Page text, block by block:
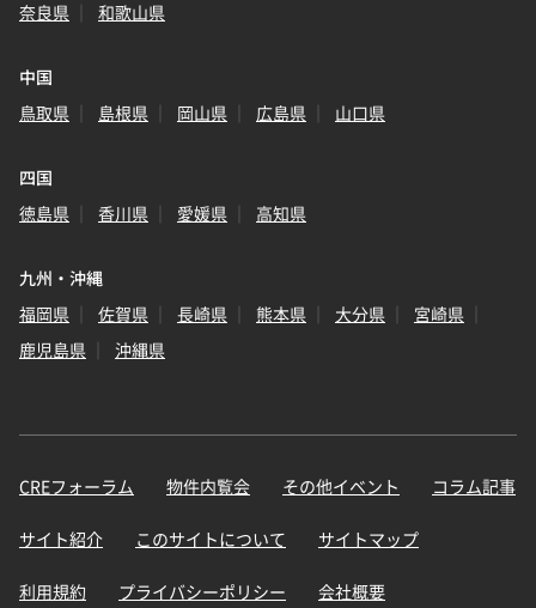
奈良県
和歌山県
中国
鳥取県
島根県 岡山県 広島県 山口県
四国
徳島県
香川県 愛媛県 高知県
九州・沖縄
福岡県
佐賀県 長崎県 熊本県 大分県
宮崎県
鹿児島県
沖縄県
CREフォーラム 物件内覧会 その他イベント コラム記事
サイト紹介 このサイトについて サイトマップ
利用規約 プライバシーポリシー 会社概要